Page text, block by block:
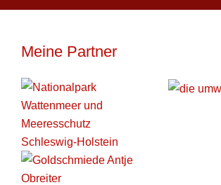
Meine Partner